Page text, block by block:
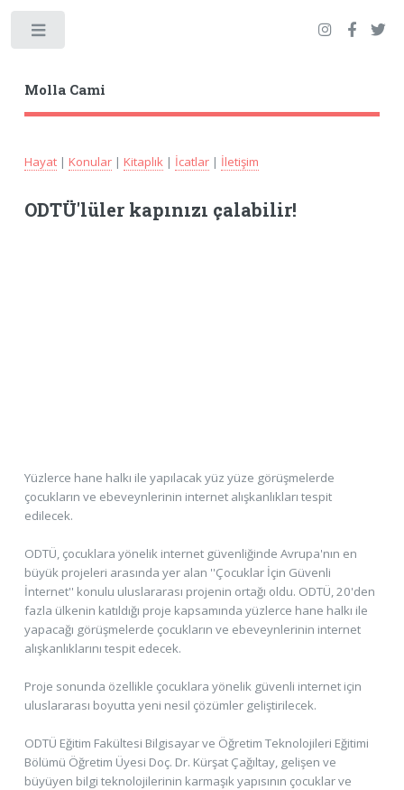
Molla Cami
Hayat| Konular| Kitaplık| İcatlar| İletişim
ODTÜ'lüler kapınızı çalabilir!
Yüzlerce hane halkı ile yapılacak yüz yüze görüşmelerde
çocukların ve ebeveynlerinin internet alışkanlıkları tespit
edilecek.
ODTÜ, çocuklara yönelik internet güvenliğinde Avrupa'nın en
büyük projeleri arasında yer alan ''Çocuklar İçin Güvenli
İnternet'' konulu uluslararası projenin ortağı oldu. ODTÜ, 20'den
fazla ülkenin katıldığı proje kapsamında yüzlerce hane halkı ile
yapacağı görüşmelerde çocukların ve ebeveynlerinin internet
alışkanlıklarını tespit edecek.
Proje sonunda özellikle çocuklara yönelik güvenli internet için
uluslararası boyutta yeni nesil çözümler geliştirilecek.
ODTÜ Eğitim Fakültesi Bilgisayar ve Öğretim Teknolojileri Eğitimi
Bölümü Öğretim Üyesi Doç. Dr. Kürşat Çağıltay, gelişen ve
büyüyen bilgi teknolojilerinin karmaşık yapısının çocuklar ve